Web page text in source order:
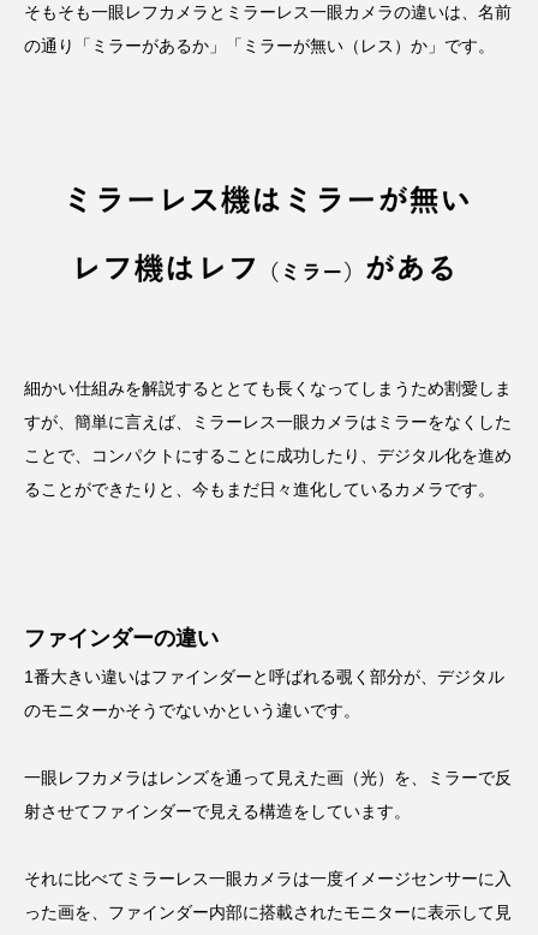
そもそも一眼レフカメラとミラーレス一眼カメラの違いは、名前
の通り「ミラーがあるか」「ミラーが無い（レス）か」です。
細かい仕組みを解説するととても長くなってしまうため割愛しま
すが、簡単に言えば、ミラーレス一眼カメラはミラーをなくした
ことで、コンパクトにすることに成功したり、デジタル化を進め
ることができたりと、今もまだ日々進化しているカメラです。
ファインダーの違い
1番大きい違いはファインダーと呼ばれる覗く部分が、デジタル
のモニターかそうでないかという違いです。
一眼レフカメラはレンズを通って見えた画（光）を、ミラーで反
射させてファインダーで見える構造をしています。
それに比べてミラーレス一眼カメラは一度イメージセンサーに入
った画を、ファインダー内部に搭載されたモニターに表示して見